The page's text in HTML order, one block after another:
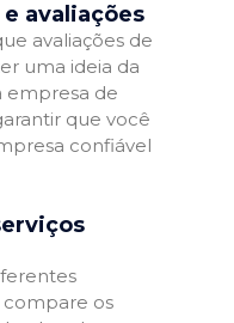
avaliações
avaliações de
uma ideia da
empresa de
que você
confiável
os